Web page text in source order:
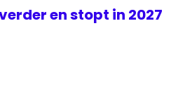
en stopt in 2027